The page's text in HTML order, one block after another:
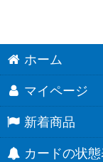
ホーム
マイページ
新着商品
カードの状